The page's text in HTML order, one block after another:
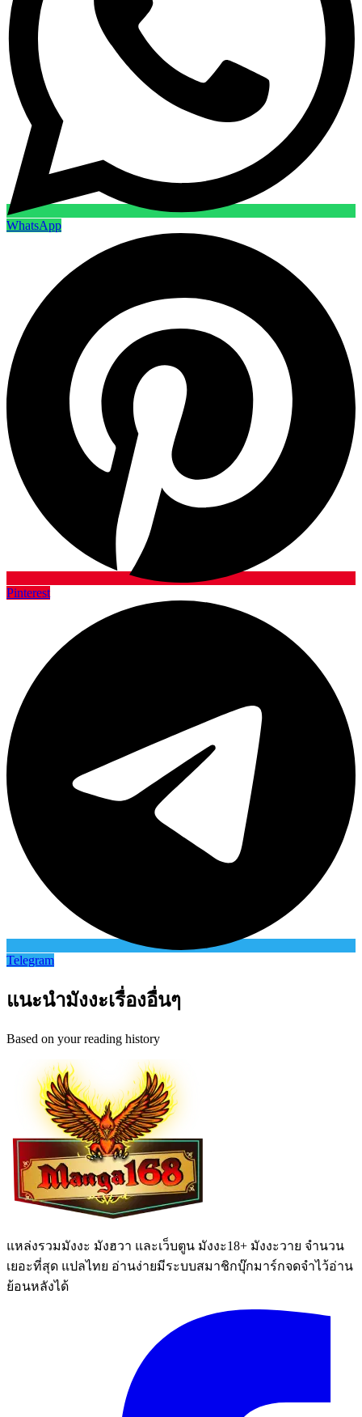
WhatsApp
Pinterest
Telegram
แนะนำมังงะเรื่องอื่นๆ
Based on your reading history
แหล่งรวมมังงะ มังฮวา และเว็บตูน มังงะ18+ มังงะวาย จำนวน
เยอะที่สุด แปลไทย อ่านง่ายมีระบบสมาชิกบุ๊กมาร์กจดจำไว้อ่าน
ย้อนหลังได้